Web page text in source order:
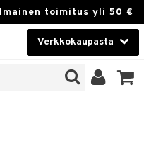
toimitus yli 50 €
Verkkokaupasta